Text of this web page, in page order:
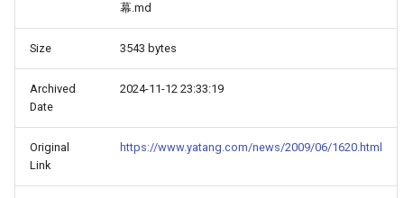
幕.md
Size 3543 bytes
Archived
Date
2024-11-12 23:33:19
Original
Link
https://www.yatang.com/news/2009/06/1620.html